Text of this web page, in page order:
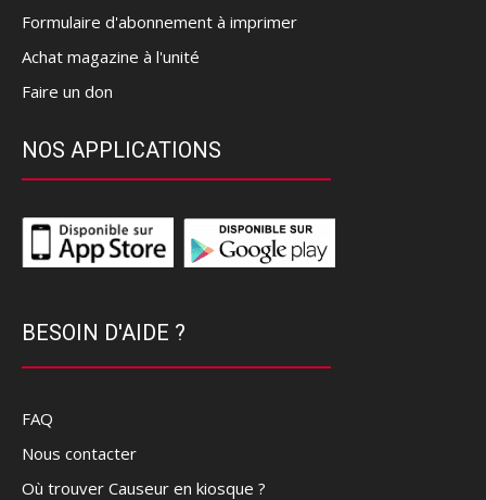
Formulaire d'abonnement à imprimer
Achat magazine à l'unité
Faire un don
NOS APPLICATIONS
BESOIN D'AIDE ?
FAQ
Nous contacter
Où trouver Causeur en kiosque ?